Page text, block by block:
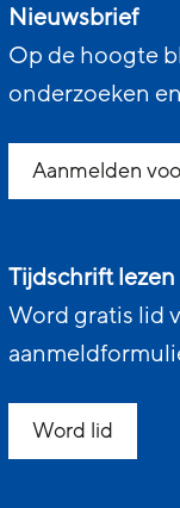
Nieuwsbrief
Op de hoogte
onderzoeken
Aanmelden
Tijdschrift lezen
Word gratis lid
Word lid